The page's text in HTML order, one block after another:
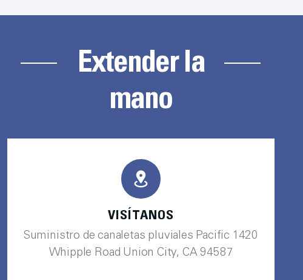
Extender la
mano
VISÍTANOS
Suministro de canaletas pluviales Pacific 1420
Whipple Road Union City, CA 94587